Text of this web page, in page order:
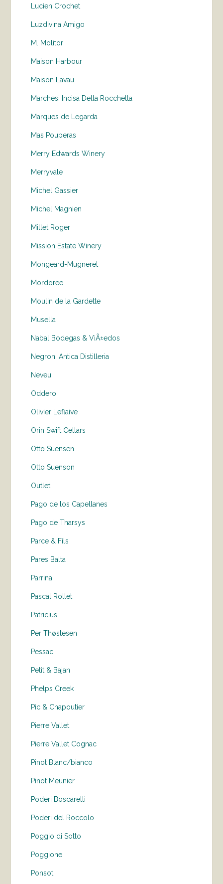
Lucien Crochet
Luzdivina Amigo
M. Molitor
Maison Harbour
Maison Lavau
Marchesi Incisa Della Rocchetta
Marques de Legarda
Mas Pouperas
Merry Edwards Winery
Merryvale
Michel Gassier
Michel Magnien
Millet Roger
Mission Estate Winery
Mongeard-Mugneret
Mordoree
Moulin de la Gardette
Musella
Nabal Bodegas & ViÃ±edos
Negroni Antica Distilleria
Neveu
Oddero
Olivier Leflaive
Orin Swift Cellars
Otto Suensen
Otto Suenson
Outlet
Pago de los Capellanes
Pago de Tharsys
Parce & Fils
Pares Balta
Parrina
Pascal Rollet
Patricius
Per Thøstesen
Pessac
Petit & Bajan
Phelps Creek
Pic & Chapoutier
Pierre Vallet
Pierre Vallet Cognac
Pinot Blanc/bianco
Pinot Meunier
Poderi Boscarelli
Poderi del Roccolo
Poggio di Sotto
Poggione
Ponsot